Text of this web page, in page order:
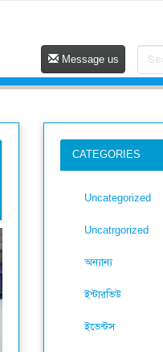
Message us
CATEGORIES
Uncategorized
Uncatrgorized
অন্যান্য
ইন্টারভিউ
ইভেন্টস